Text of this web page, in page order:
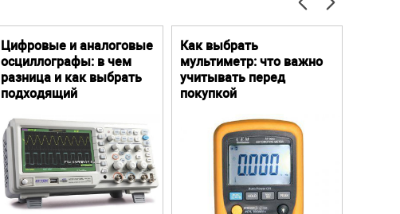
Цифровые и аналоговые
осциллографы: в чем
разница и как выбрать
подходящий
Как выбрать
мультиметр: что важно
учитывать перед
покупкой